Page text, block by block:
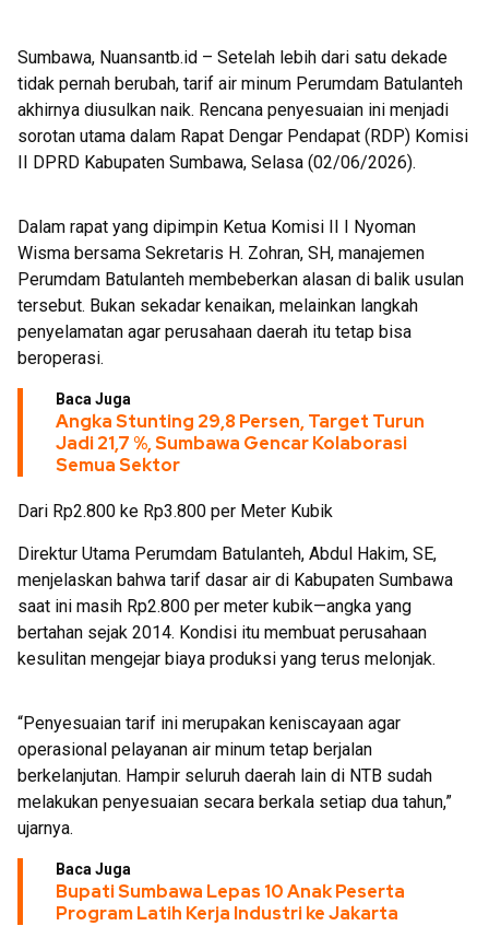
Sumbawa, Nuansantb.id – Setelah lebih dari satu dekade
tidak pernah berubah, tarif air minum Perumdam Batulanteh
akhirnya diusulkan naik. Rencana penyesuaian ini menjadi
sorotan utama dalam Rapat Dengar Pendapat (RDP) Komisi
II DPRD Kabupaten Sumbawa, Selasa (02/06/2026).
Dalam rapat yang dipimpin Ketua Komisi II I Nyoman
Wisma bersama Sekretaris H. Zohran, SH, manajemen
Perumdam Batulanteh membeberkan alasan di balik usulan
tersebut. Bukan sekadar kenaikan, melainkan langkah
penyelamatan agar perusahaan daerah itu tetap bisa
beroperasi.
Baca Juga
Angka Stunting 29,8 Persen, Target Turun
Jadi 21,7 %, Sumbawa Gencar Kolaborasi
Semua Sektor
Dari Rp2.800 ke Rp3.800 per Meter Kubik
Direktur Utama Perumdam Batulanteh, Abdul Hakim, SE,
menjelaskan bahwa tarif dasar air di Kabupaten Sumbawa
saat ini masih Rp2.800 per meter kubik—angka yang
bertahan sejak 2014. Kondisi itu membuat perusahaan
kesulitan mengejar biaya produksi yang terus melonjak.
“Penyesuaian tarif ini merupakan keniscayaan agar
operasional pelayanan air minum tetap berjalan
berkelanjutan. Hampir seluruh daerah lain di NTB sudah
melakukan penyesuaian secara berkala setiap dua tahun,”
ujarnya.
Baca Juga
Bupati Sumbawa Lepas 10 Anak Peserta
Program Latih Kerja Industri ke Jakarta